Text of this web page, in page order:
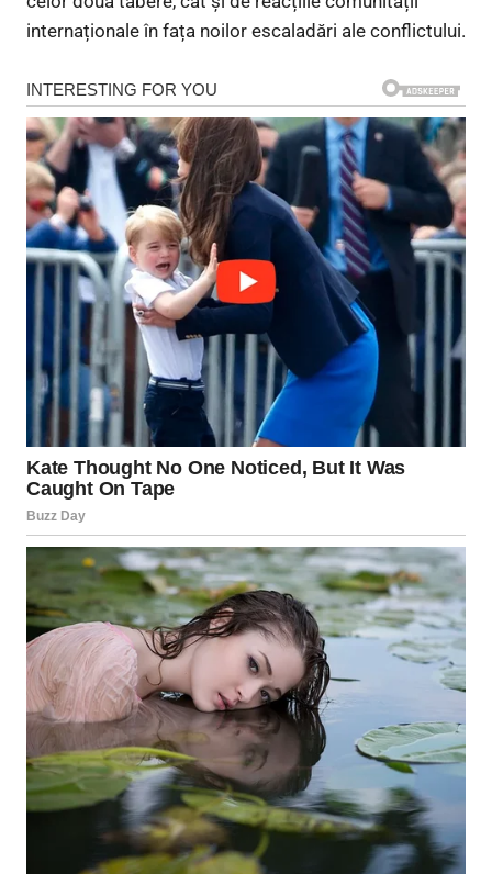
internaționale în fața noilor escaladări ale conflictului.